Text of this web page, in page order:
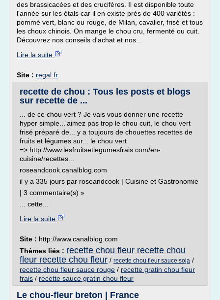
des brassicacées et des crucifères. Il est disponible toute
l'année sur les étals car il en existe près de 400 variétés :
pommé vert, blanc ou rouge, de Milan, cavalier, frisé et tous
les choux chinois. On mange le chou cru, fermenté ou cuit.
Découvrez nos conseils d'achat et nos...
Lire la suite
Site : regal.fr
recette de chou : Tous les posts et blogs
sur recette de ...
... de ce chou vert ? Je vais vous donner une recette
hyper simple...'aimez pas trop le chou cuit, le chou vert
frisé préparé de... y a toujours de chouettes recettes de
fruits et légumes sur... le chou vert
=> http://www.lesfruitsetlegumesfrais.com/en-
cuisine/recettes...
roseandcook.canalblog.com
il y a 335 jours par roseandcook | Cuisine et Gastronomie
| 3 commentaire(s) »
... cette...
Lire la suite
Site : http://www.canalblog.com
Thèmes liés : recette chou fleur recette chou
fleur recette chou fleur / recette chou fleur sauce soja /
recette chou fleur sauce rouge / recette gratin chou fleur
frais / recette sauce gratin chou fleur
Le chou-fleur breton | France